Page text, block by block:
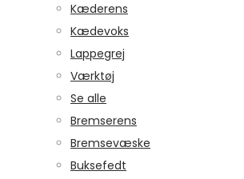
Kæderens
Kædevoks
Lappegrej
Værktøj
Se alle
Bremserens
Bremsevæske
Buksefedt